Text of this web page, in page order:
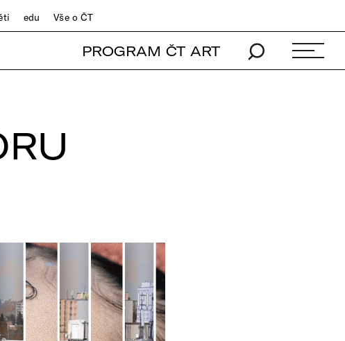
edu Vše o ČT
PROGRAM ČT ART